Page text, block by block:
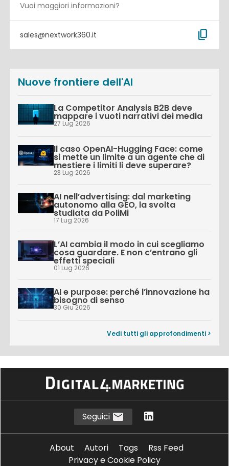
Vuoi maggiori informazioni?
sales@nextwork360.it content_copy
Nuove frontiere dell'AI
La Competitor Analysis B2B deve
mappare i vuoti narrativi dei media
27 Lug 2026
Il caso OpenAI-Hugging Face: come
si mette un limite a un agente che di
mestiere i limiti li deve superare?
23 Lug 2026
AI nell’advertising: dal marketing
autonomo alla GEO, la svolta
studiata da PoliMi
17 Lug 2026
L’AI cambia il modo in cui scegliamo
cosa guardare. E non c’entrano gli
effetti speciali
01 Lug 2026
AI e purpose: perché l’innovazione ha
bisogno di senso
30 Giu 2026
Vedi tutti gli approfondimenti >
Seguici
About Autori Tags
Rss Feed
Privacy e Cookie Policy